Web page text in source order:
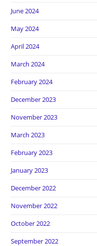
June 2024
May 2024
April 2024
March 2024
February 2024
December 2023
November 2023
March 2023
February 2023
January 2023
December 2022
November 2022
October 2022
September 2022